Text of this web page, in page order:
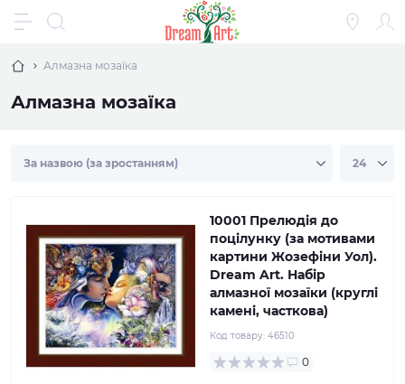
Алмазна мозаїка
Алмазна мозаїка
10001 Прелюдія до
поцілунку (за мотивами
картини Жозефіни Уол).
Dream Art. Набір
алмазної мозаїки (круглі
камені, часткова)
Код товару: 46510
0